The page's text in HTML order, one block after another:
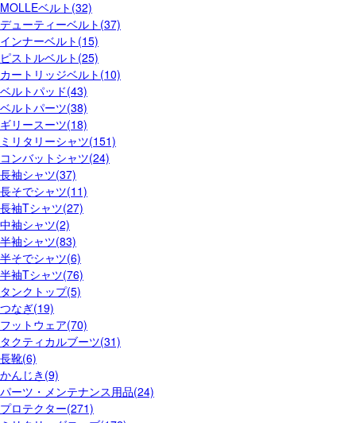
MOLLEベルト(32)
デューティーベルト(37)
インナーベルト(15)
ピストルベルト(25)
カートリッジベルト(10)
ベルトパッド(43)
ベルトパーツ(38)
ギリースーツ(18)
ミリタリーシャツ(151)
コンバットシャツ(24)
長袖シャツ(37)
長そでシャツ(11)
長袖Tシャツ(27)
中袖シャツ(2)
半袖シャツ(83)
半そでシャツ(6)
半袖Tシャツ(76)
タンクトップ(5)
つなぎ(19)
フットウェア(70)
タクティカルブーツ(31)
長靴(6)
かんじき(9)
パーツ・メンテナンス用品(24)
プロテクター(271)